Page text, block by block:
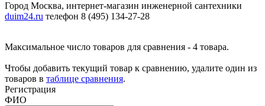
Город Москва, интернет-магазин инженерной сантехники
duim24.ru телефон 8 (495) 134-27-28
Максимальное число товаров для сравнения - 4 товара.
Чтобы добавить текущий товар к сравнению, удалите один из
товаров в таблице сравнения.
Регистрация
ФИО